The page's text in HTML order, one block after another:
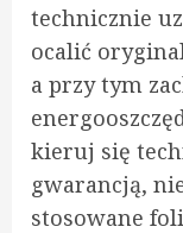
technicznie
ocalić
a przy tym
kieruj się
gwarancją,
stosowane